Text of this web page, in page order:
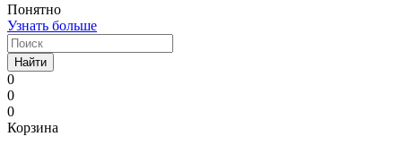
Понятно
Узнать больше
Найти
0
0
0
Корзина